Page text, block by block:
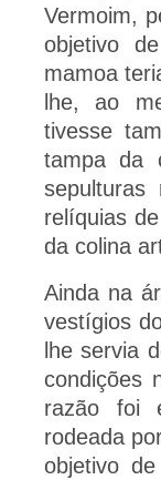
Vermoim,
objetivo
mamoa
lhe, ao
tivesse
tampa da
sepulturas
relíquias
da colina
Ainda na
vestígios
lhe servia
condições
razão foi
rodeada
objetivo